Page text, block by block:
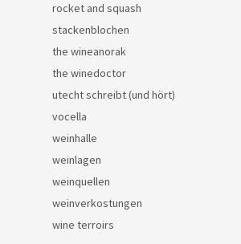
rocket and squash
stackenblochen
the wineanorak
the winedoctor
utecht schreibt (und hört)
vocella
weinhalle
weinlagen
weinquellen
weinverkostungen
wine terroirs